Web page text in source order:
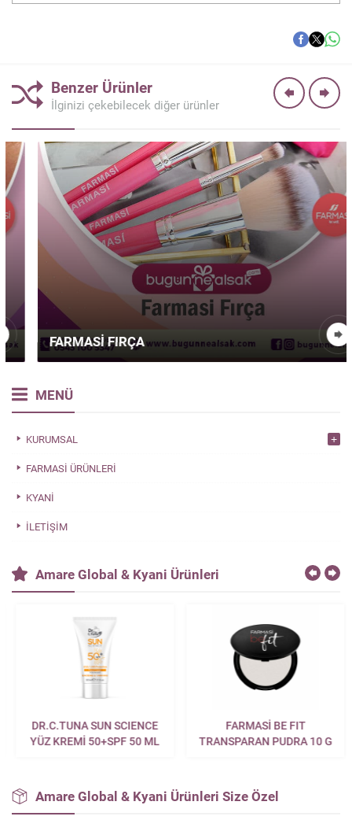
Benzer Ürünler
İlginizi çekebilecek diğer ürünler
FARMASI FIRÇA
MENÜ
KURUMSAL
FARMASI ÜRÜNLERI
KYANI
İLETIŞIM
Amare Global & Kyani Ürünleri
DR.C.TUNA SUN SCIENCE
YÜZ KREMİ 50+SPF 50 ML
FARMASİ BE FIT
TRANSPARAN PUDRA 10 G
Amare Global & Kyani Ürünleri Size Özel